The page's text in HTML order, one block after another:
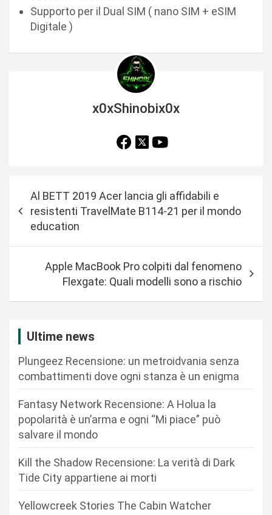
Supporto per il Dual SIM ( nano SIM + eSIM
Digitale )
x0xShinobix0x
i
z
Al BETT 2019 Acer lancia gli affidabili e
resistenti TravelMate B114-21 per il mondo
education
Apple MacBook Pro colpiti dal fenomeno
Flexgate: Quali modelli sono a rischio
Ultime news
Plungeez Recensione: un metroidvania senza
combattimenti dove ogni stanza è un enigma
Fantasy Network Recensione: A Holua la
popolarità è un’arma e ogni “Mi piace” può
salvare il mondo
Kill the Shadow Recensione: La verità di Dark
Tide City appartiene ai morti
Yellowcreek Stories The Cabin Watcher